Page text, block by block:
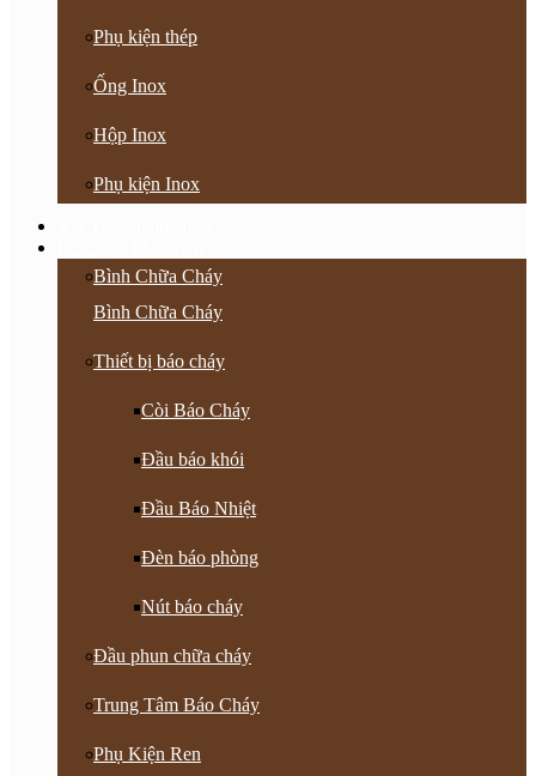
Phụ kiện thép
Ống Inox
Hộp Inox
Phụ kiện Inox
Bình Chữa Cháy
Bình Chữa Cháy
Thiết bị báo cháy
Còi Báo Cháy
Đầu báo khói
Đầu Báo Nhiệt
Đèn báo phòng
Nút báo cháy
Đầu phun chữa cháy
Trung Tâm Báo Cháy
Phụ Kiện Ren